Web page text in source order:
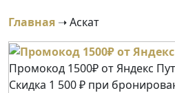
Главная ➝Аскат
Промокод 1500₽ от Яндекс
Скидка 1 500 ₽ при